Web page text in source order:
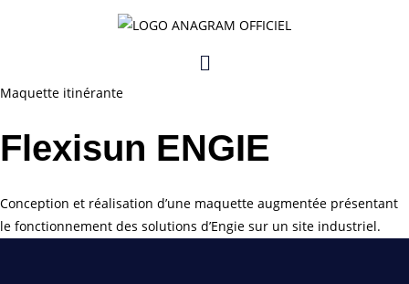
Maquette itinérante
Flexisun ENGIE
Conception et réalisation d’une maquette augmentée présentant
le fonctionnement des solutions d’Engie sur un site industriel.